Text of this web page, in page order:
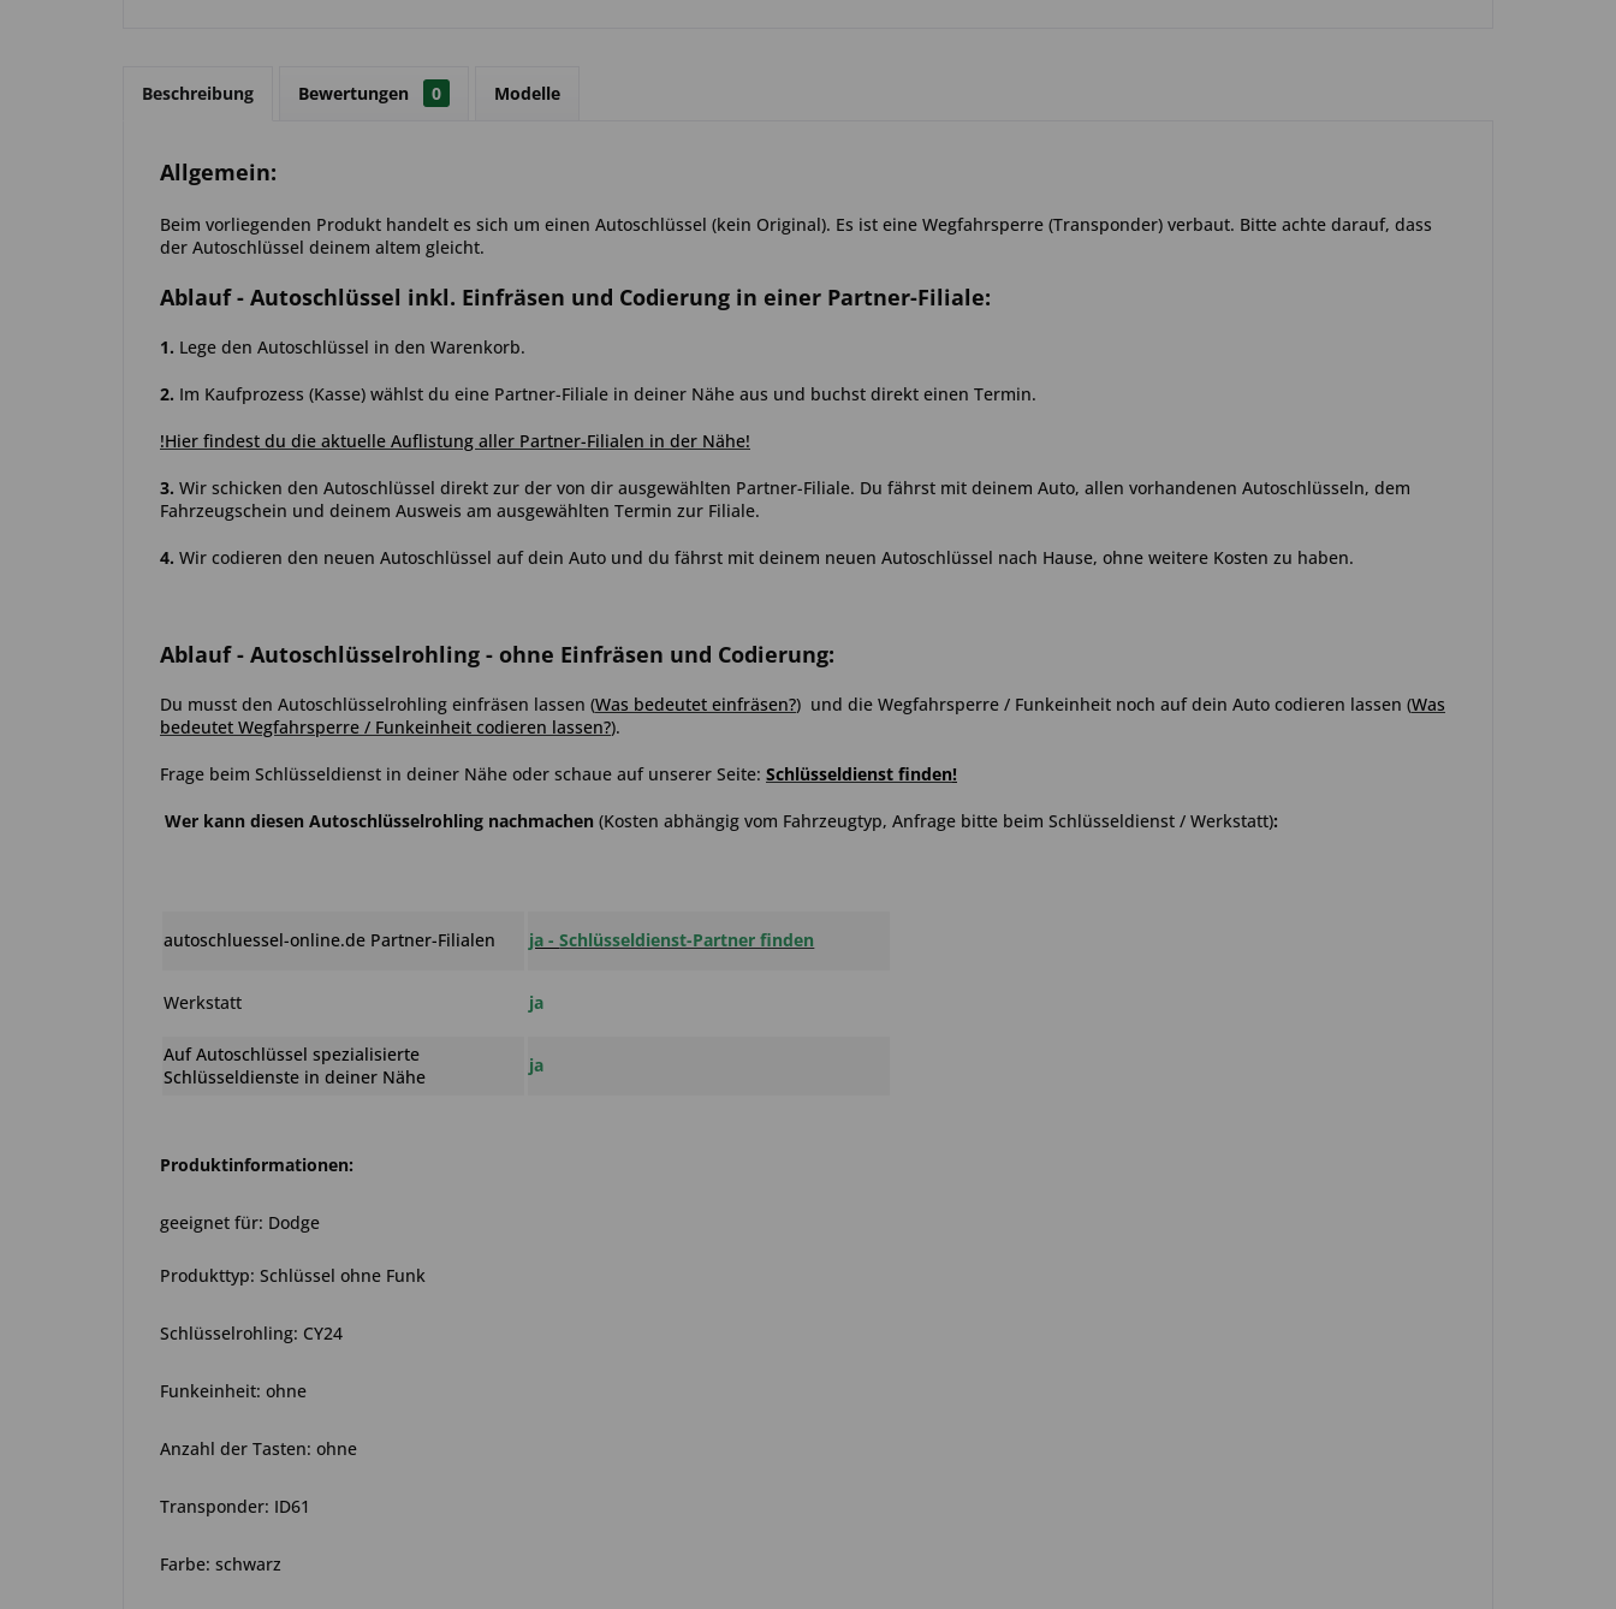
Beschreibung Bewertungen 0 Modelle
Allgemein:
Beim vorliegenden Produkt handelt es sich um einen Autoschlüssel (kein Original). Es ist eine Wegfahrsperre (Transponder) verbaut. Bitte achte darauf, dass
der Autoschlüssel deinem altem gleicht.
Ablauf- Autoschlüssel inkl. Einfräsen und Codierung in einer Partner-Filiale:
1. Lege den Autoschlüssel in den Warenkorb.
2. Im Kaufprozess (Kasse) wählst du eine Partner-Filiale in deiner Nähe aus und buchst direkt einen Termin.
!Hier findest du die aktuelle Auflistung aller Partner-Filialen in der Nähe!
3. Wir schicken den Autoschlüssel direkt zur der von dir ausgewählten Partner-Filiale. Du fährst mit deinem Auto, allen vorhandenen Autoschlüsseln, dem
Fahrzeugschein und deinem Ausweis am ausgewählten Termin zur Filiale.
4. Wir codieren den neuen Autoschlüssel auf dein Auto und du fährst mit deinem neuen Autoschlüssel nach Hause, ohne weitere Kosten zu haben.
Ablauf- Autoschlüsselrohling - ohne Einfräsen und Codierung:
Du musst den Autoschlüsselrohling einfräsen lassen (Was bedeutet einfräsen?) und die Wegfahrsperre / Funkeinheit noch auf dein Auto codieren lassen (Was
bedeutet Wegfahrsperre / Funkeinheit codieren lassen?).
Frage beim Schlüsseldienst in deiner Nähe oder schaue auf unserer Seite: Schlüsseldienst finden!
Wer kann diesen Autoschlüsselrohling nachmachen (Kosten abhängig vom Fahrzeugtyp, Anfrage bitte beim Schlüsseldienst / Werkstatt):
autoschluessel-online.de Partner-Filialen ja -Schlüsseldienst-Partner finden
Werkstatt ja
Auf Autoschlüssel spezialisierte
Schlüsseldienste in deiner Nähe
ja
Produktinformationen:
geeignet für: Dodge
Produkttyp: Schlüssel ohne Funk
Schlüsselrohling: CY24
Funkeinheit: ohne
Anzahl der Tasten: ohne
Transponder: ID61
Farbe: schwarz